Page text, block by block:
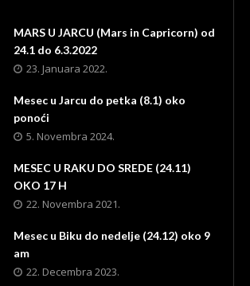
MARS U JARCU (Mars in Capricorn) od
24.1 do 6.3.2022
23. Januara 2022.
Mesec u Jarcu do petka (8.1) oko
ponoći
5. Novembra 2024.
MESEC U RAKU DO SREDE (24.11)
OKO 17 H
22. Novembra 2021.
Mesec u Biku do nedelje (24.12) oko 9
am
22. Decembra 2023.